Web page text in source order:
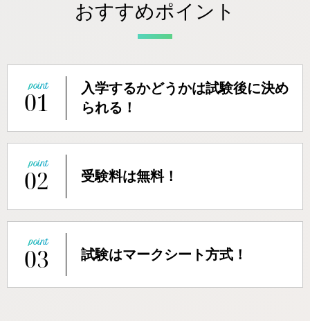
おすすめポイント
01
入学するかどうかは試験後に決め
られる！
02 受験料は無料！
03 試験はマークシート方式！